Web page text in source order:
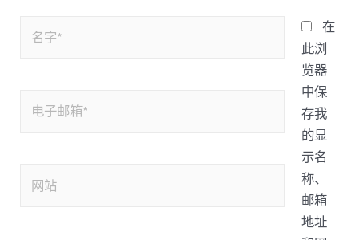
在
此浏
览器
中保
存我
的显
示名
称、
邮箱
地址